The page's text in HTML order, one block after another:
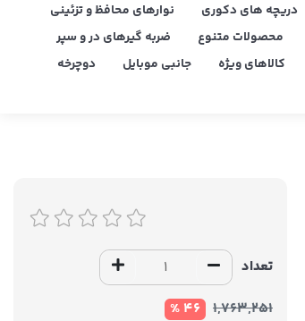
دریچه های دکوری
نوارهای محافظ و تزئینی
محصولات متنوع
ضربه گیرهای در و سپر
کالاهای ویژه جانبی موبایل
دوچرخه
تعداد
1,763,251
46 %